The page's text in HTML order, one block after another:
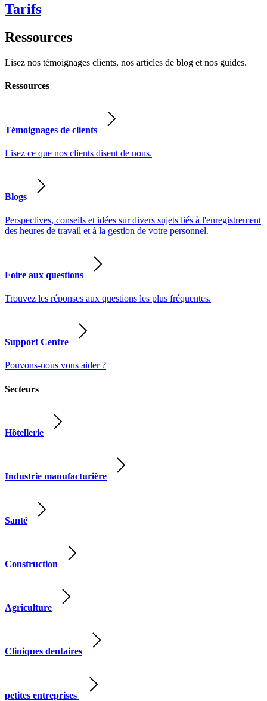
Tarifs
Ressources
Lisez nos témoignages clients, nos articles de blog et nos guides.
Ressources
Témoignages de clients
Lisez ce que nos clients disent de nous.
Blogs
Perspectives, conseils et idées sur divers sujets liés à l'enregistrement
des heures de travail et à la gestion de votre personnel.
Foire aux questions
Trouvez les réponses aux questions les plus fréquentes.
Support Centre
Pouvons-nous vous aider ?
Secteurs
Hôtellerie
Industrie manufacturière
Santé
Construction
Agriculture
Cliniques dentaires
petites entreprises